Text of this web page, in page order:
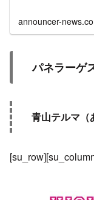
announcer-
パネラーゲ
青山テルマ（